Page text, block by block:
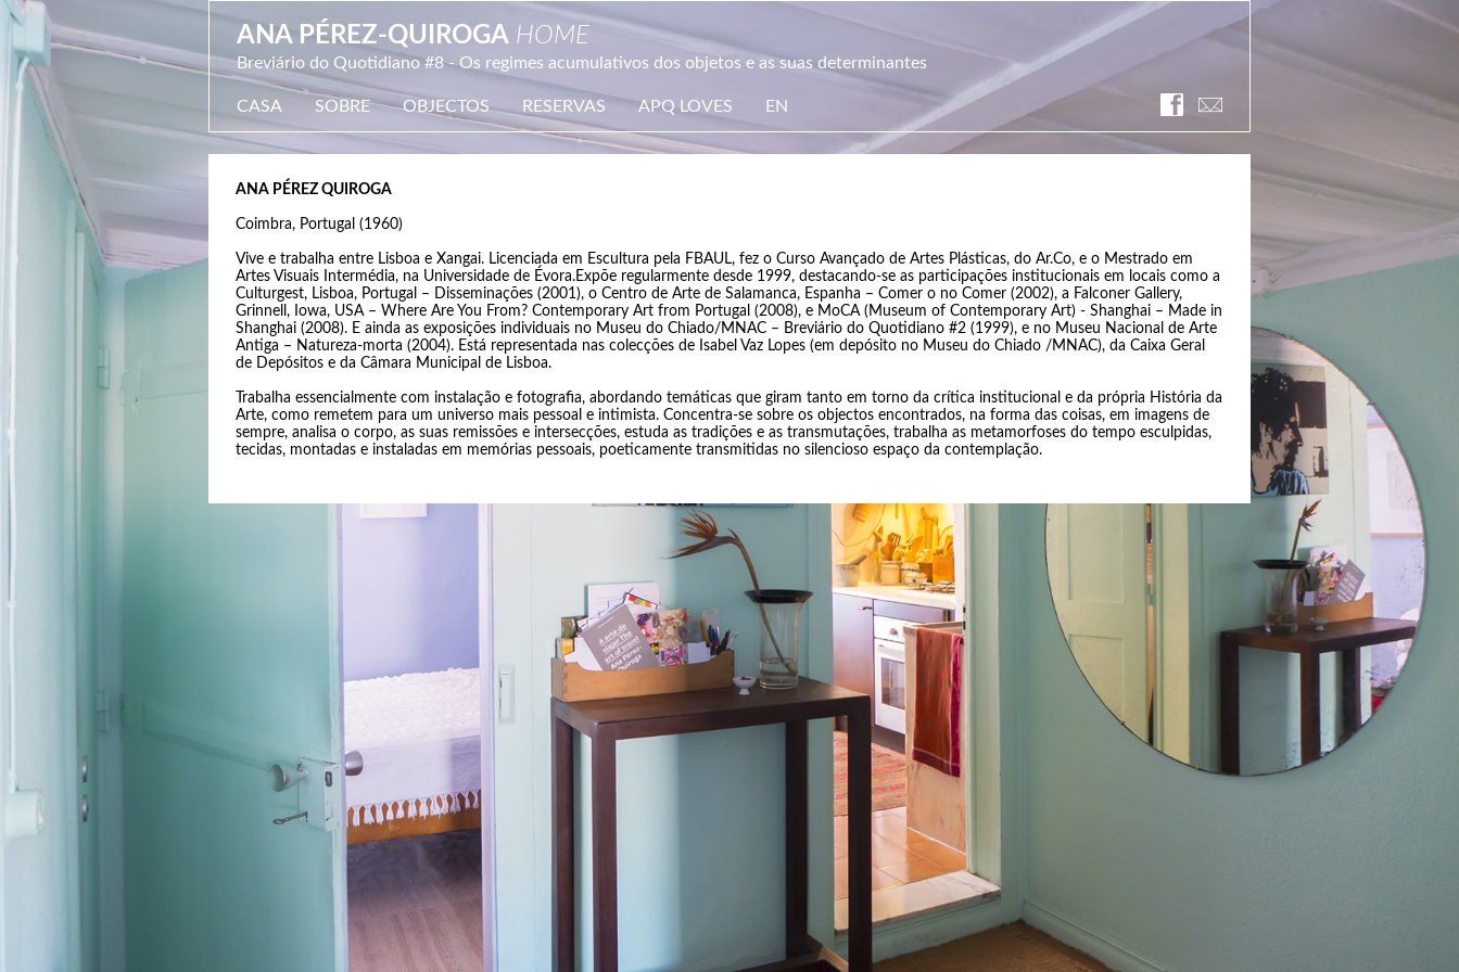
ANA PÉREZ-QUIROGA HOME
Breviário do Quotidiano #8 - Os regimes acumulativos dos objetos e as suas determinantes
CASA SOBRE OBJECTOS RESERVAS APQ LOVES EN
ANA PÉREZ QUIROGA
Coimbra, Portugal (1960)
Vive e trabalha entre Lisboa e Xangai. Licenciada em Escultura pela FBAUL, fez o Curso Avançado de Artes Plásticas, do Ar.Co, e o Mestrado em
Artes Visuais Intermédia, na Universidade de Évora.Expõe regularmente desde 1999, destacando-se as participações institucionais em locais como a
Culturgest, Lisboa, Portugal – Disseminações (2001), o Centro de Arte de Salamanca, Espanha – Comer o no Comer (2002), a Falconer Gallery,
Grinnell, Iowa, USA – Where Are You From? Contemporary Art from Portugal (2008), e MoCA (Museum of Contemporary Art) - Shanghai – Made in
Shanghai (2008). E ainda as exposições individuais no Museu do Chiado/MNAC – Breviário do Quotidiano #2 (1999), e no Museu Nacional de Arte
Antiga – Natureza-morta (2004). Está representada nas colecções de Isabel Vaz Lopes (em depósito no Museu do Chiado /MNAC), da Caixa Geral
de Depósitos e da Câmara Municipal de Lisboa.
Trabalha essencialmente com instalação e fotografia, abordando temáticas que giram tanto em torno da crítica institucional e da própria História da
Arte, como remetem para um universo mais pessoal e intimista. Concentra-se sobre os objectos encontrados, na forma das coisas, em imagens de
sempre, analisa o corpo, as suas remissões e intersecções, estuda as tradições e as transmutações, trabalha as metamorfoses do tempo esculpidas,
tecidas, montadas e instaladas em memórias pessoais, poeticamente transmitidas no silencioso espaço da contemplação.